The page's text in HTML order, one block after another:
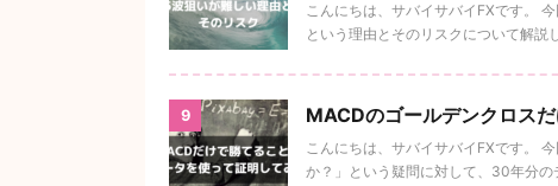
こんにちは、サバイサバイFXです。
という理由とそのリスクについて解説
9 MACDのゴールデンクロス
こんにちは、サバイサバイFXです。
か？」という疑問に対して、30年分